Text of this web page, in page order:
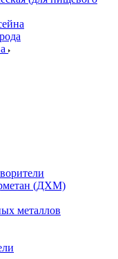
(ДХМ)
металлов